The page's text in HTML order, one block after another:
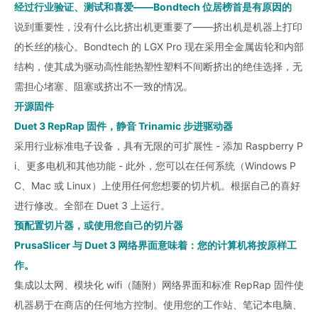
经过行业验证、测试和喜爱——Bondtech 位居榜首是有原因的
说到重要性，没有什么比挤出机更重要了——挤出机是机器上打印
的长丝的核心。Bondtech 的 LGX Pro 现在采用全金属齿轮和内部
结构，使其成为驱动高性能热塑性塑料不间断挤出的绝佳选择，无
需担心堵塞、阻塞或挤出不一致的情况。
开源固件
Duet 3 RepRap 固件，静音 Trinamic 步进驱动器
采用行业标准电子设备，具有无限的可扩展性 - 添加 Raspberry P
i、更多电机和其他功能 - 此外，您可以在任何系统（Windows P
C、Mac 或 Linux）上使用任何您想要的切片机。根据自己的喜好
进行修改。全部在 Duet 3 上运行。
预配置切片器，或使用您自己的切片器
PrusaSlicer 与 Duet 3 网络界面意味着：您的计算机将按原样工
作。
集成以太网、模块化 wifi（随附）网络界面和标准 RepRap 固件使
机器易于在商店的任何地方控制。使用您的工作站、笔记本电脑、